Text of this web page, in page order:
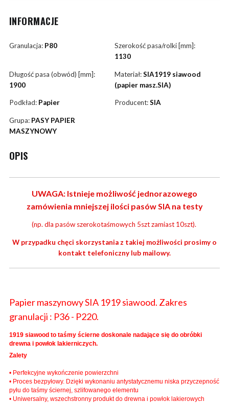
INFORMACJE
Granulacja: P80
Szerokość pasa/rolki [mm]:
1130
Długość pasa (obwód) [mm]:
1900
Materiał:SIA1919 siawood
(papier masz.SIA)
Podkład: Papier Producent:SIA
Grupa: PASY PAPIER
MASZYNOWY
OPIS
UWAGA: Istnieje możliwość jednorazowego
zamówienia mniejszej ilości pasów SIA na testy
(np. dla pasów szerokotaśmowych 5szt zamiast 10szt).
W przypadku chęci skorzystania z takiej możliwości prosimy o
kontakt telefoniczny lub mailowy.
Papier maszynowy SIA 1919 siawood. Zakres
granulacji : P36 - P220.
1919 siawood to taśmy ścierne doskonale nadające się do obróbki
drewna i powłok lakierniczych.
Zalety
• Perfekcyjne wykończenie powierzchni
• Proces bezpyłowy. Dzięki wykonaniu antystatycznemu niska przyczepność
pyłu do taśmy ściernej, szlifowanego elementu
• Uniwersalny, wszechstronny produkt do drewna i powłok lakierowych